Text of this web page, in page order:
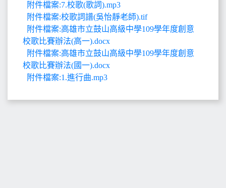
附件檔案:7.校歌(歌詞).mp3
附件檔案:校歌詞譜(吳怡靜老師).tif
附件檔案:高雄市立鼓山高級中學109學年度創意
校歌比賽辦法(高一).docx
附件檔案:高雄市立鼓山高級中學109學年度創意
校歌比賽辦法(國一).docx
附件檔案:1.進行曲.mp3